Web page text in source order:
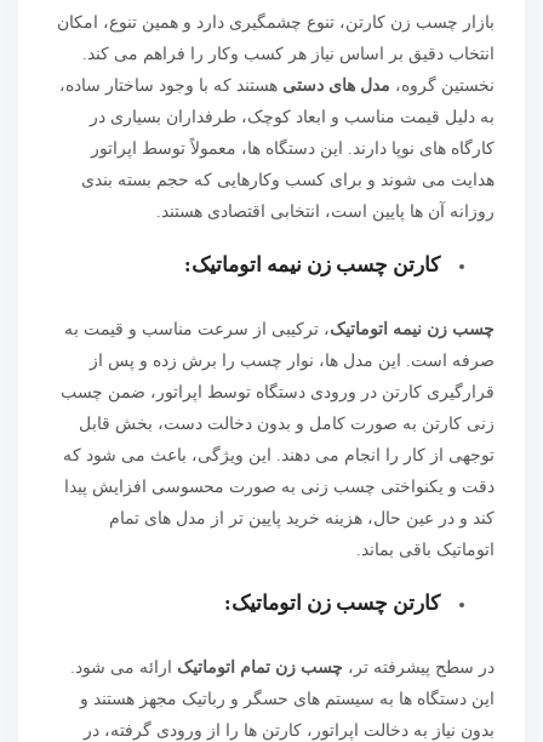
بازار چسب زن کارتن، تنوع چشمگیری دارد و همین تنوع، امکان
انتخاب دقیق بر اساس نیاز هر کسب وکار را فراهم می کند.
نخستین گروه، مدل های دستی هستند که با وجود ساختار ساده،
به دلیل قیمت مناسب و ابعاد کوچک، طرفداران بسیاری در
کارگاه های نوپا دارند. این دستگاه ها، معمولاً توسط اپراتور
هدایت می شوند و برای کسب وکارهایی که حجم بسته بندی
روزانه آن ها پایین است، انتخابی اقتصادی هستند.
کارتن چسب زن نیمه اتوماتیک:
چسب زن نیمه اتوماتیک، ترکیبی از سرعت مناسب و قیمت به
صرفه است. این مدل ها، نوار چسب را برش زده و پس از
قرارگیری کارتن در ورودی دستگاه توسط اپراتور، ضمن چسب
زنی کارتن به صورت کامل و بدون دخالت دست، بخش قابل
توجهی از کار را انجام می دهند. این ویژگی، باعث می شود که
دقت و یکنواختی چسب زنی به صورت محسوسی افزایش پیدا
کند و در عین حال، هزینه خرید پایین تر از مدل های تمام
اتوماتیک باقی بماند.
کارتن چسب زن اتوماتیک:
در سطح پیشرفته تر، چسب زن تمام اتوماتیک ارائه می شود.
این دستگاه ها به سیستم های حسگر و رباتیک مجهز هستند و
بدون نیاز به دخالت اپراتور، کارتن ها را از ورودی گرفته، در